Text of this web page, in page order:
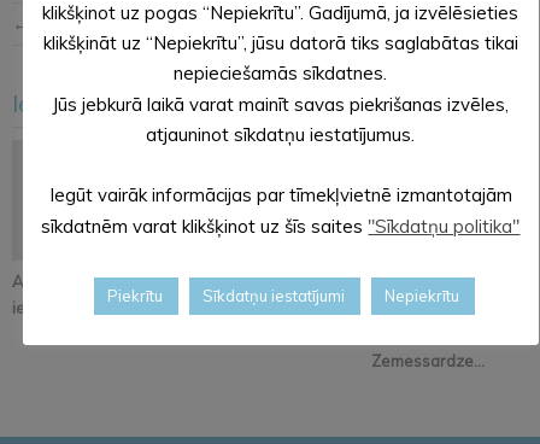
← Iepriekšējā ziņa Nākošā ziņa →
Iesakām arī šo
Atjaunos Melleņkalna
ielas segumu
Pastāsti savas domas
par Kopienu svētku
Alūksnē notiks
orientēšanās
Zemessardze...
<
klikšķinot uz pogas “Nepiekrītu”. Gadījumā, ja izvēlēsieties
klikšķināt uz “Nepiekrītu”, jūsu datorā tiks saglabātas tikai
nepieciešamās sīkdatnes.
Jūs jebkurā laikā varat mainīt savas piekrišanas izvēles,
atjauninot sīkdatņu iestatījumus.
Iegūt vairāk informācijas par tīmekļvietnē izmantotajām
sīkdatnēm varat klikšķinot uz šīs saites "Sīkdatņu politika"
Piekrītu Sīkdatņu iestatījumi Nepiekrītu